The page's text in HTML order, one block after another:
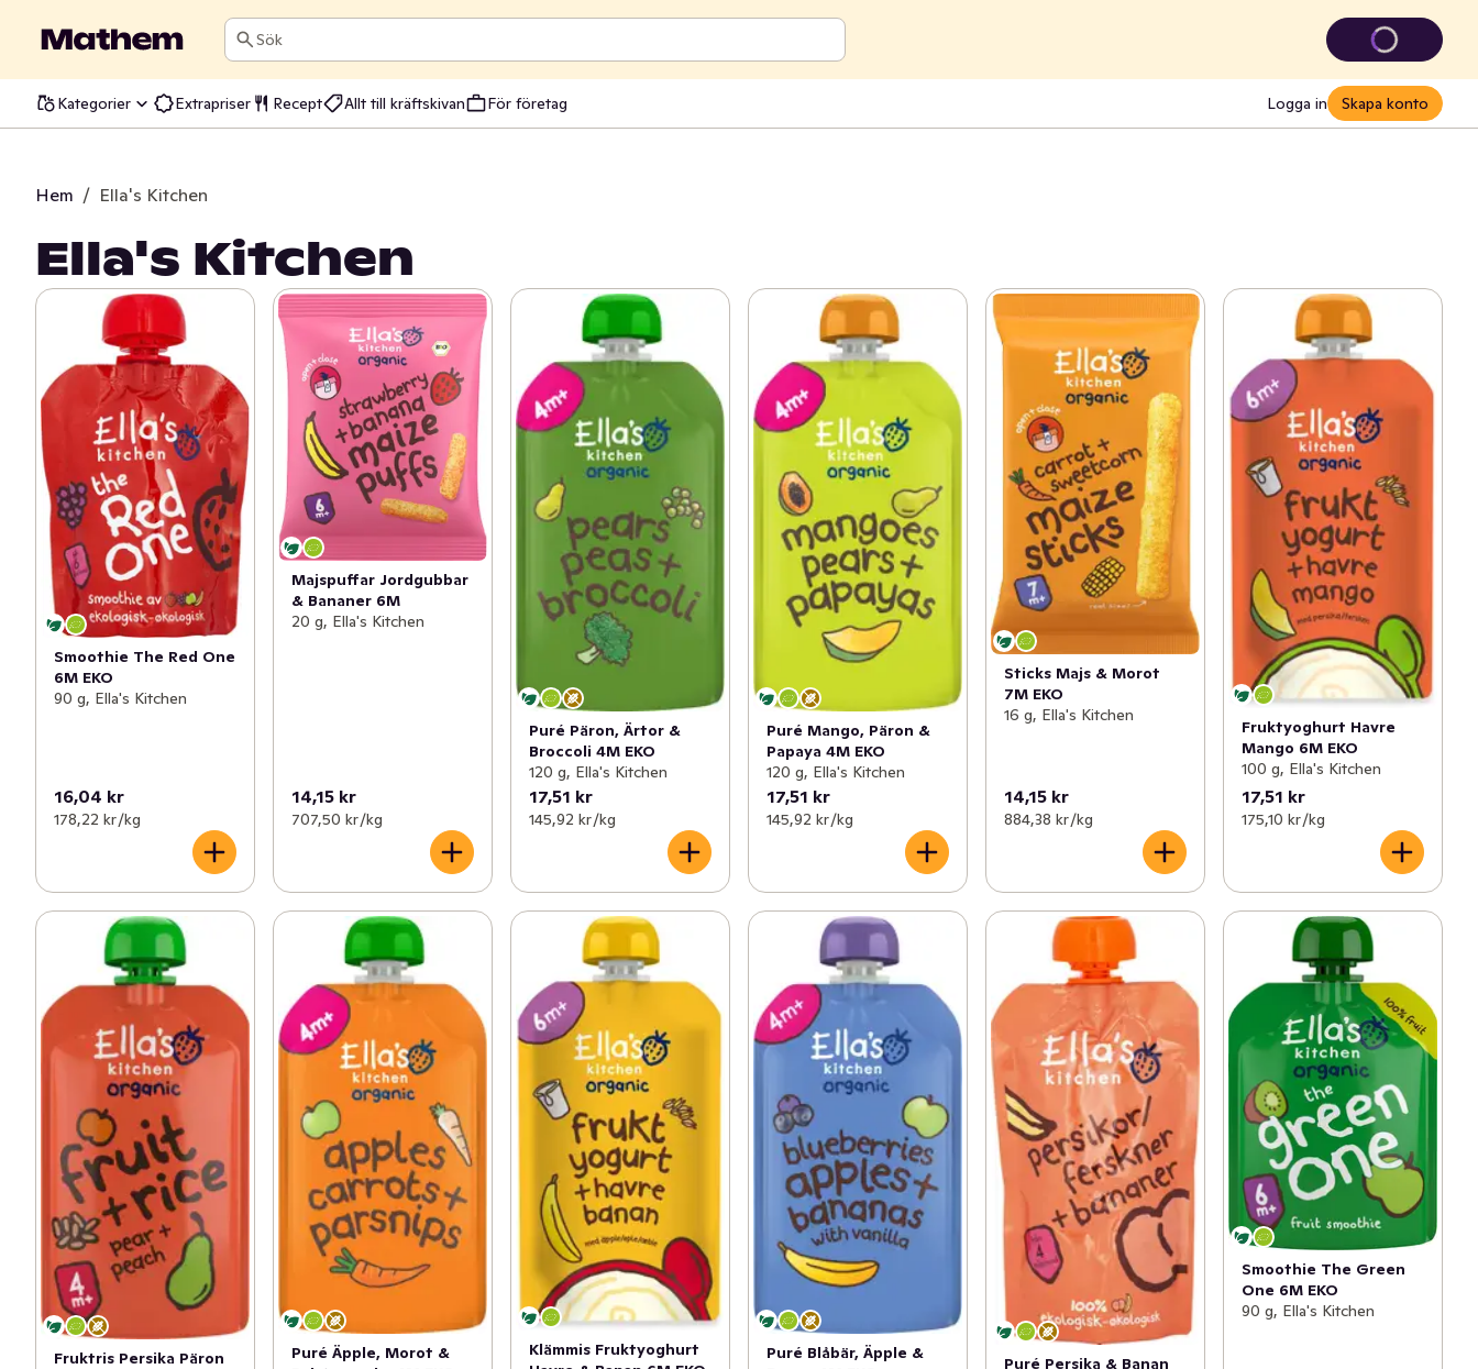
Sök
Kategorier Extrapriser Recept Allt till kräftskivan För företag Logga in Skapa konto
Hem / Ella's Kitchen
Ella's Kitchen
Smoothie The Red One
6M EKO
90 g, Ella's Kitchen
16,04 kr
178,22 kr /kg
Majspuffar Jordgubbar
& Bananer 6M
20 g, Ella's Kitchen
14,15 kr
707,50 kr /kg
Puré Päron, Ärtor &
Broccoli 4M EKO
120 g, Ella's Kitchen
17,51 kr
145,92 kr /kg
Puré Mango, Päron &
Papaya 4M EKO
120 g, Ella's Kitchen
17,51 kr
145,92 kr /kg
Sticks Majs & Morot
7M EKO
16 g, Ella's Kitchen
14,15 kr
884,38 kr /kg
Fruktyoghurt Havre
Mango 6M EKO
100 g, Ella's Kitchen
17,51 kr
175,10 kr /kg
Fruktris Persika Päron
Puré Äpple, Morot &
Klämmis Fruktyoghurt
Puré Blåbär, Äpple &
Puré Persika & Banan
Smoothie The Green
One 6M EKO
90 g, Ella's Kitchen